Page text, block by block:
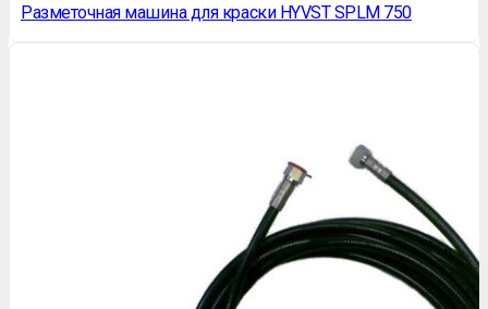
Разметочная машина для краски HYVST SPLM 750